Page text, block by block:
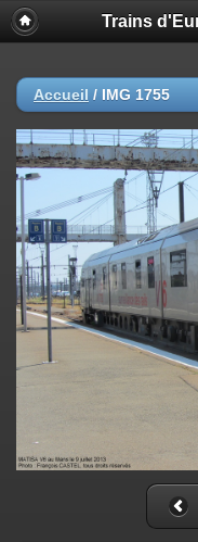
Trains
Accueil / IMG 1755